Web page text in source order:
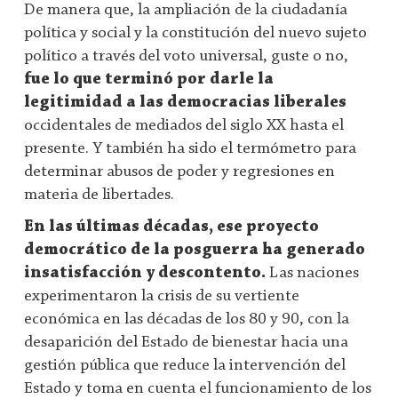
De manera que, la ampliación de la ciudadanía
política y social y la constitución del nuevo sujeto
político a través del voto universal, guste o no,
fue lo que terminó por darle la
legitimidad a las democracias liberales
occidentales de mediados del siglo XX hasta el
presente. Y también ha sido el termómetro para
determinar abusos de poder y regresiones en
materia de libertades.
En las últimas décadas, ese proyecto
democrático de la posguerra ha generado
insatisfacción y descontento. Las naciones
experimentaron la crisis de su vertiente
económica en las décadas de los 80 y 90, con la
desaparición del Estado de bienestar hacia una
gestión pública que reduce la intervención del
Estado y toma en cuenta el funcionamiento de los